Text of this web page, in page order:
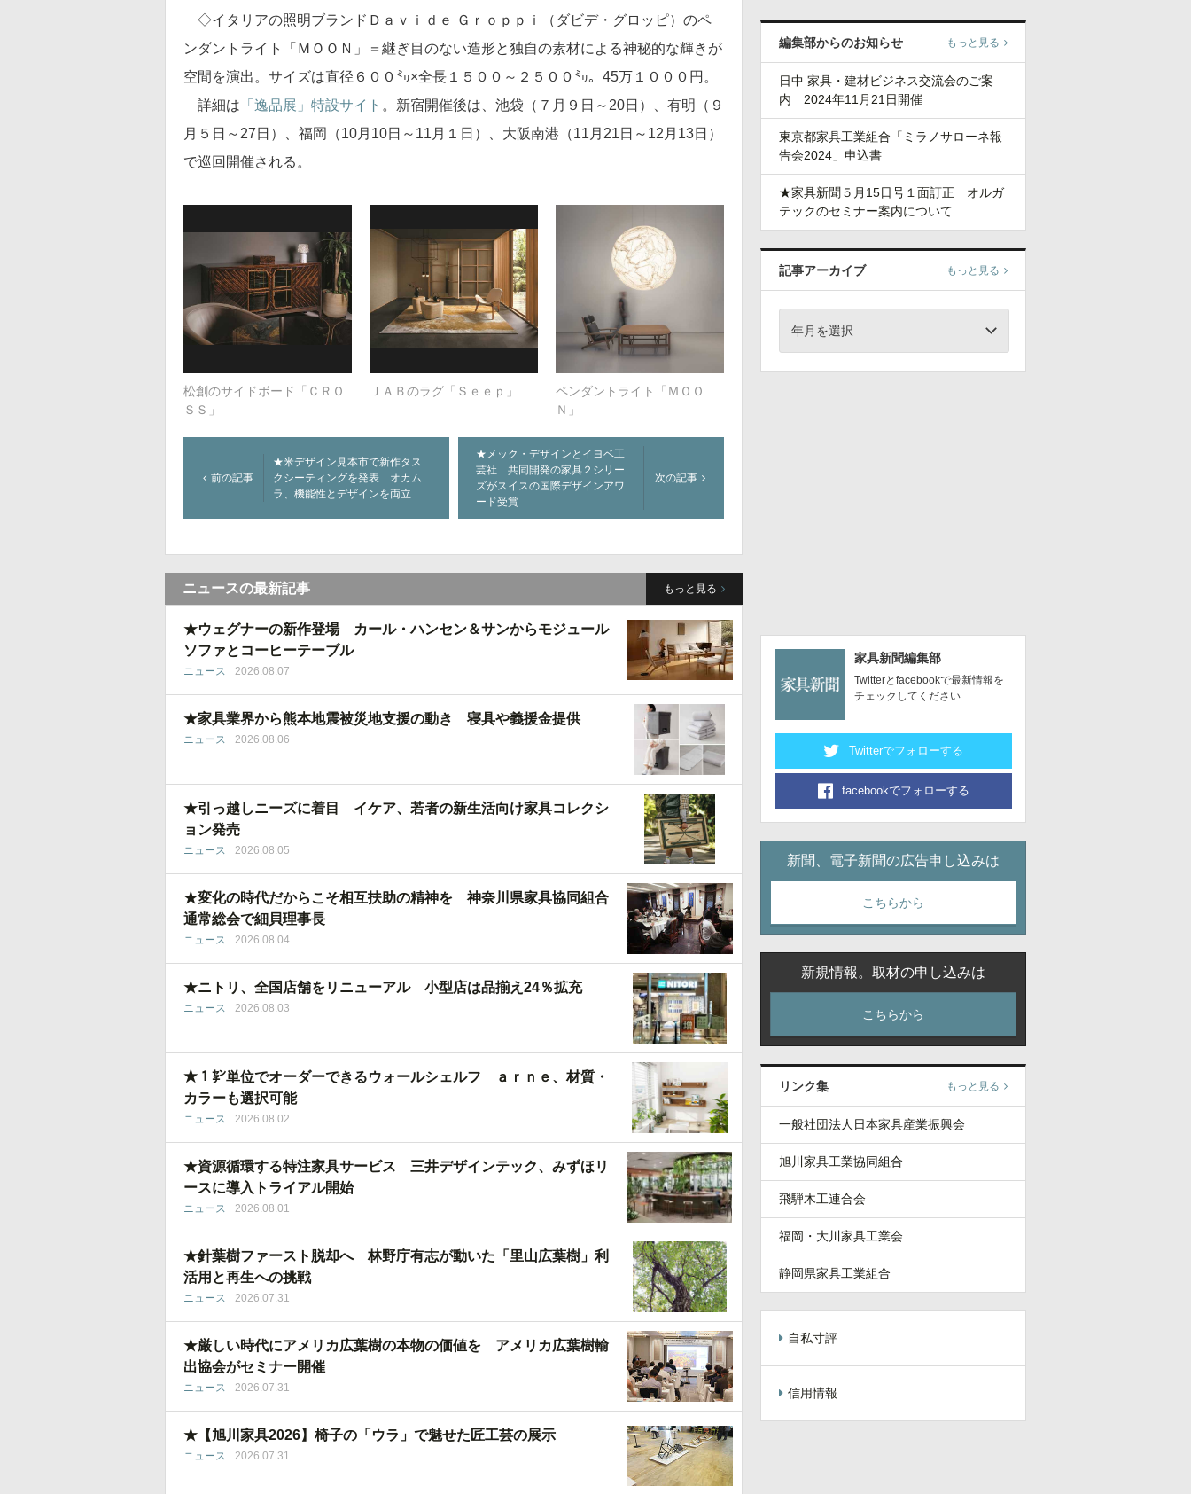
◇イタリアの照明ブランドＤａｖｉｄｅ Ｇｒｏｐｐｉ（ダビデ・グロッピ）のペ
ンダントライト「ＭＯＯＮ」＝継ぎ目のない造形と独自の素材による神秘的な輝きが
空間を演出。サイズは直径６００㍉×全長１５００～２５００㍉。45万１０００円。
詳細は 「逸品展」特設サイト 。新宿開催後は、池袋（７月９日～20日）、有明（９
月５日～27日）、福岡（10月10日～11月１日）、大阪南港（11月21日～12月13日）
で巡回開催される。
松創のサイドボード「ＣＲＯ
ＳＳ」
ＪＡＢのラグ「Ｓｅｅｐ」
ペンダントライト「ＭＯＯ
Ｎ」
前の記事
★米デザイン見本市で新作タス
クシーティングを発表 オカム
ラ、機能性とデザインを両立
★メック・デザインとイヨベ工
芸社 共同開発の家具２シリー
ズがスイスの国際デザインアワ
ード受賞
次の記事
ニュースの最新記事 もっと見る
★ウェグナーの新作登場 カール・ハンセン＆サンからモジュール
ソファとコーヒーテーブル
ニュース 2026.08.07
★家具業界から熊本地震被災地支援の動き 寝具や義援金提供
ニュース 2026.08.06
★引っ越しニーズに着目 イケア、若者の新生活向け家具コレクシ
ョン発売
ニュース 2026.08.05
★変化の時代だからこそ相互扶助の精神を 神奈川県家具協同組合
通常総会で細貝理事長
ニュース 2026.08.04
★ニトリ、全国店舗をリニューアル 小型店は品揃え24％拡充
ニュース 2026.08.03
★１㌢単位でオーダーできるウォールシェルフ ａｒｎｅ、材質・
カラーも選択可能
ニュース 2026.08.02
★資源循環する特注家具サービス 三井デザインテック、みずほリ
ースに導入トライアル開始
ニュース 2026.08.01
★針葉樹ファースト脱却へ 林野庁有志が動いた「里山広葉樹」利
活用と再生への挑戦
ニュース 2026.07.31
★厳しい時代にアメリカ広葉樹の本物の価値を アメリカ広葉樹輸
出協会がセミナー開催
ニュース 2026.07.31
★【旭川家具2026】椅子の「ウラ」で魅せた匠工芸の展示
ニュース 2026.07.31
編集部からのお知らせ もっと見る
日中 家具・建材ビジネス交流会のご案
内 2024年11月21日開催
東京都家具工業組合「ミラノサローネ報
告会2024」申込書
★家具新聞５月15日号１面訂正 オルガ
テックのセミナー案内について
記事アーカイブ もっと見る
年月を選択
家具新聞編集部
Twitterとfacebookで最新情報を
チェックしてください
Twitterでフォローする
facebookでフォローする
新聞、電子新聞の広告申し込みは
こちらから
新規情報。取材の申し込みは
こちらから
リンク集 もっと見る
一般社団法人日本家具産業振興会
旭川家具工業協同組合
飛騨木工連合会
福岡・大川家具工業会
静岡県家具工業組合
自私寸評
信用情報